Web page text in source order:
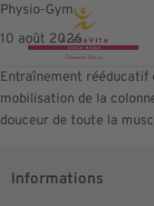
Physio-Gym
10 août 2026
Entraînement
mobilisation de la
douceur de toute la
Informations